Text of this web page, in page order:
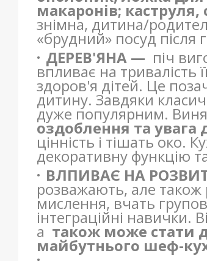
макаронів;
знімна, дитина/
«брудний» посуд після
ДЕРЕВ'ЯНА — піч
впливає на тривалість
здоров'я дітей. Це
дитину. Завдяки
дуже популярним.
оздоблення та
цінність і тішать око.
декоративну функцію
ВЛПИВАЄ НА
розважають, але
мислення, вчать
інтеграційні навички.
а також може стати
майбутнього шеф-